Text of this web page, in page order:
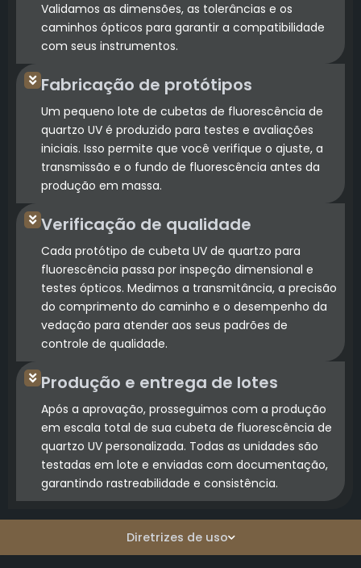
Diretrizes de uso
Validamos as dimensões, as tolerâncias e os
caminhos ópticos para garantir a compatibilidade
com seus instrumentos.
Fabricação de protótipos
Um pequeno lote de cubetas de fluorescência de
quartzo UV é produzido para testes e avaliações
iniciais. Isso permite que você verifique o ajuste, a
transmissão e o fundo de fluorescência antes da
produção em massa.
Verificação de qualidade
Cada protótipo de cubeta UV de quartzo para
fluorescência passa por inspeção dimensional e
testes ópticos. Medimos a transmitância, a precisão
do comprimento do caminho e o desempenho da
vedação para atender aos seus padrões de
controle de qualidade.
Produção e entrega de lotes
Após a aprovação, prosseguimos com a produção
em escala total de sua cubeta de fluorescência de
quartzo UV personalizada. Todas as unidades são
testadas em lote e enviadas com documentação,
garantindo rastreabilidade e consistência.